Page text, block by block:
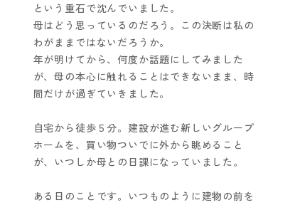
という重石で沈んでいました。
母はどう思っているのだろう。この決断は私の
わがままではないだろうか。
年が明けてから、何度か話題にしてみました
が、母の本心に触れることはできないまま、時
間だけが過ぎていきました。
自宅から徒歩５分。建設が進む新しいグループ
ホームを、買い物ついでに外から眺めること
が、いつしか母との日課になっていました。
ある日のことです。いつものように建物の前を